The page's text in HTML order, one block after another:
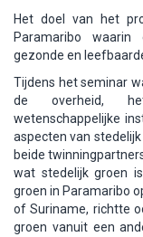
Het doel van het
Paramaribo waarin
gezonde en
Tijdens het seminar
de overheid,
wetenschappelijke
aspecten van
beide
wat stedelijk groen
groen in Paramaribo
of Suriname, richtte
groen vanuit een